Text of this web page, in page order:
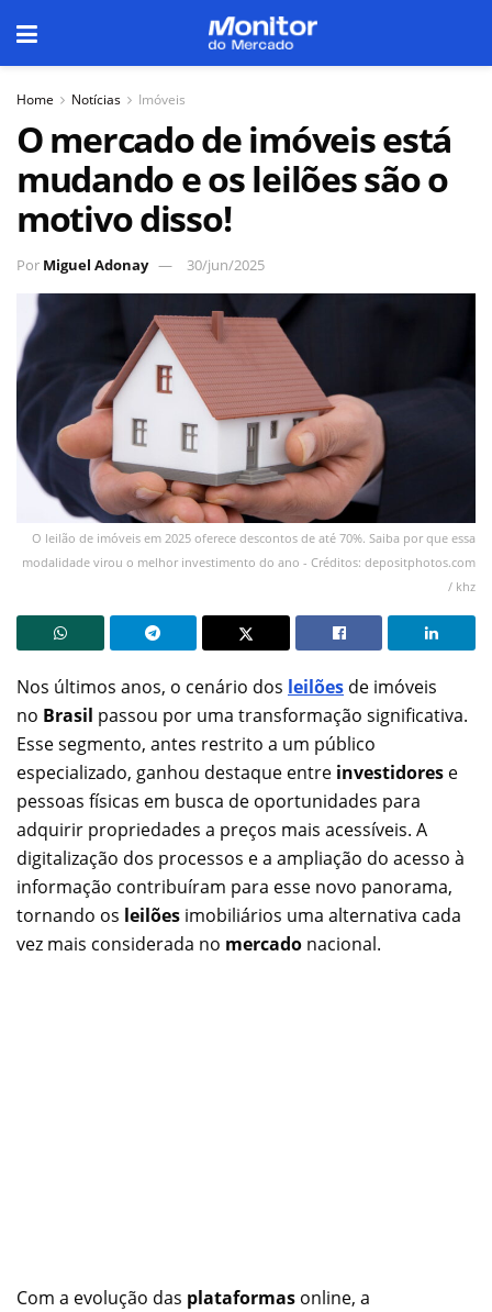
Home Notícias Imóveis
O mercado de imóveis está
mudando e os leilões são o
motivo disso!
Por Miguel Adonay 30/jun/2025
O leilão de imóveis em 2025 oferece descontos de até 70%. Saiba por que essa
modalidade virou o melhor investimento do ano - Créditos: depositphotos.com
/ khz
Nos últimos anos, o cenário dos leilões de imóveis
no Brasil passou por uma transformação significativa.
Esse segmento, antes restrito a um público
especializado, ganhou destaque entre investidores e
pessoas físicas em busca de oportunidades para
adquirir propriedades a preços mais acessíveis. A
digitalização dos processos e a ampliação do acesso à
informação contribuíram para esse novo panorama,
tornando os leilões imobiliários uma alternativa cada
vez mais considerada no mercado nacional.
Com a evolução das plataformas online, a